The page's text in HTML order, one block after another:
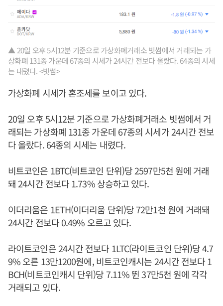
▲ 20일 오후 5시12분 기준으로 가상화폐거래소 빗썸에서 거래되는 가
상화폐 131종 가운데 67종의 시세가 24시간 전보다 올랐다. 64종의 시세
는 내렸다. <빗썸>
가상화폐 시세가 혼조세를 보이고 있다.
20일 오후 5시12분 기준으로 가상화폐거래소 빗썸에서 거
래되는 가상화폐 131종 가운데 67종의 시세가 24시간 전보
다 올랐다. 64종의 시세는 내렸다.
비트코인은 1BTC(비트코인 단위)당 2597만5천 원에 거래
돼 24시간 전보다 1.73% 상승하고 있다.
이더리움은 1ETH(이더리움 단위)당 72만1천 원에 거래돼
24시간 전보다 0.49% 오르고 있다.
라이트코인은 24시간 전보다 1LTC(라이트코인 단위)당 4.7
9% 오른 13만1200원에, 비트코인캐시는 24시간 전보다 1
BCH(비트코인캐시 단위)당 7.11% 뛴 37만5천 원에 각각
거래되고 있다.